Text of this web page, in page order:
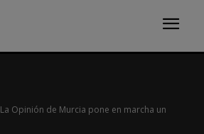
La Opinión de Murcia pone en marcha un